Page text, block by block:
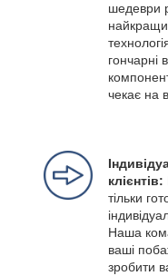
шедеври
гончарні
чекає на
клієнтів:
тільки
Наша
ваші
зробити